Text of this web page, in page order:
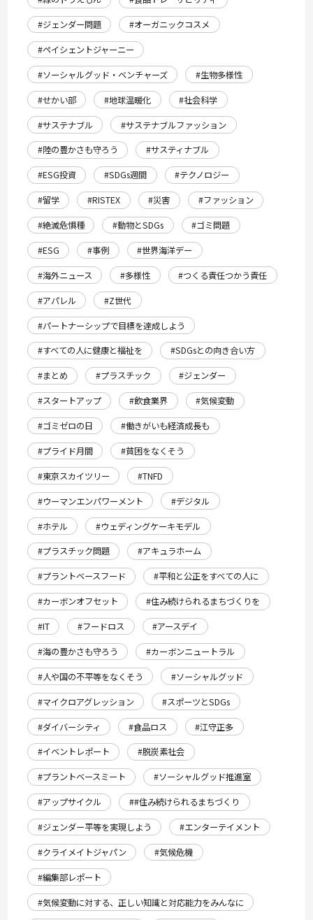
#ジェンダー問題
#オーガニックコスメ
#ペイシェントジャーニー
#ソーシャルグッド・ベンチャーズ
#生物多様性
#せかい部
#地球温暖化
#社会科学
#サステナブル
#サステナブルファッション
#陸の豊かさも守ろう
#サスティナブル
#ESG投資
#SDGs週間
#テクノロジー
#留学
#RISTEX #災害
#ファッション
#絶滅危惧種
#動物とSDGs
#ゴミ問題
#ESG
#事例
#世界海洋デー
#海外ニュース
#多様性
#つくる責任つかう責任
#アパレル
#Z世代
#パートナーシップで目標を達成しよう
#すべての人に健康と福祉を
#SDGsとの向き合い方
#まとめ
#プラスチック
#ジェンダー
#スタートアップ
#飲食業界
#気候変動
#ゴミゼロの日
#働きがいも経済成長も
#プライド月間
#貧困をなくそう
#東京スカイツリー
#TNFD
#ウーマンエンパワーメント
#デジタル
#ホテル
#ウェディングケーキモデル
#プラスチック問題
#アキュラホーム
#プラントベースフード
#平和と公正をすべての人に
#カーボンオフセット
#住み続けられるまちづくりを
#IT
#フードロス
#アースデイ
#海の豊かさも守ろう
#カーボンニュートラル
#人や国の不平等をなくそう
#ソーシャルグッド
#マイクロアグレッション
#スポーツとSDGs
#ダイバーシティ
#食品ロス
#江守正多
#イベントレポート
#脱炭素社会
#プラントベースミート
#ソーシャルグッド推進室
#アップサイクル
##住み続けられるまちづくり
#ジェンダー平等を実現しよう
#エンターテイメント
#クライメイトジャパン
#気候危機
#編集部レポート
#気候変動に対する、正しい知識と対応能力をみんなに